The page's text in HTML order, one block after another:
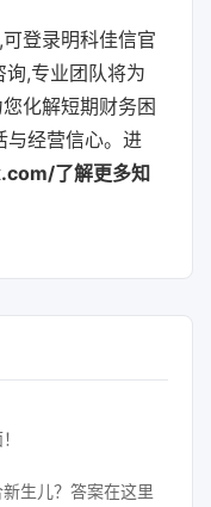
登录明科佳信官
,专业团队将为
化解短期财务困
与经营信心。进
了解更多知
生儿？答案在这里